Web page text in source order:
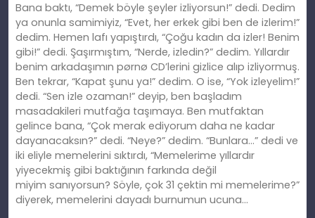
Bana baktı, “Demek böyle şeyler izliyorsun!” dedi. Dedim
ya onunla samimiyiz, “Evet, her erkek gibi ben de izlerim!”
dedim. Hemen lafı yapıştırdı, “Çoğu kadın da izler! Benim
gibi!” dedi. Şaşırmıştım, “Nerde, izledin?” dedim. Yıllardır
benim arkadaşımın pørnø CD’lerini gizlice alıp izliyormuş.
Ben tekrar, “Kapat şunu ya!” dedim. O ise, “Yok izleyelim!”
dedi. “Sen izle ozaman!” deyip, ben başladım
masadakileri mutfağa taşımaya. Ben mutfaktan
gelince bana, “Çok merak ediyorum daha ne kadar
dayanacaksın?” dedi. “Neye?” dedim. “Bunlara…” dedi ve
iki eliyle memelerini sıktırdı, “Memelerime yıllardır
yiyecekmiş gibi baktığının farkında değil
miyim sanıyorsun? Söyle, çok 31 çektin mi memelerime?”
diyerek, memelerini dayadı burnumun ucuna…